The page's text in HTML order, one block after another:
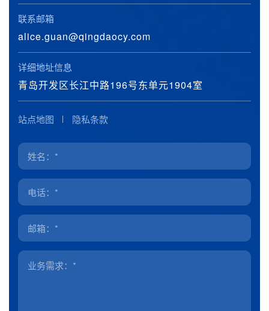
联系邮箱
alice.guan@qingdaocy.com
详细地址信息
青岛开发区长江中路196号东单元1904室
站点地图 隐私条款